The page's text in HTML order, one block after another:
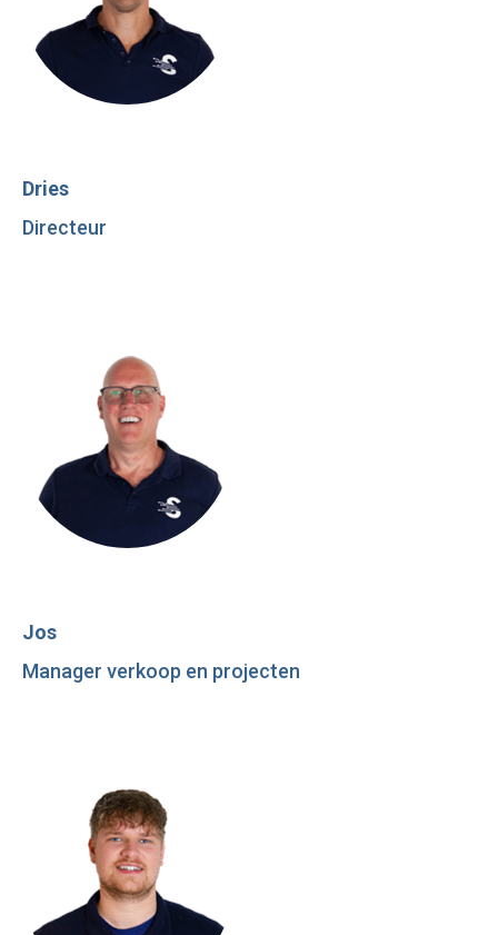
Dries
Directeur
Jos
Manager verkoop en projecten